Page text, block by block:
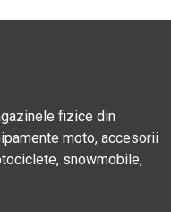
fizice din
moto, accesorii
snowmobile,